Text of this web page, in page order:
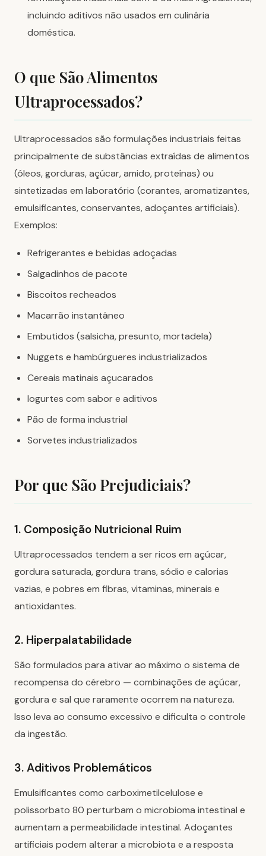
incluindo aditivos não usados em culinária
doméstica.
O que São Alimentos
Ultraprocessados?
Ultraprocessados são formulações industriais feitas
principalmente de substâncias extraídas de alimentos
(óleos, gorduras, açúcar, amido, proteínas) ou
sintetizadas em laboratório (corantes, aromatizantes,
emulsificantes, conservantes, adoçantes artificiais).
Exemplos:
Refrigerantes e bebidas adoçadas
Salgadinhos de pacote
Biscoitos recheados
Macarrão instantâneo
Embutidos (salsicha, presunto, mortadela)
Nuggets e hambúrgueres industrializados
Cereais matinais açucarados
Iogurtes com sabor e aditivos
Pão de forma industrial
Sorvetes industrializados
Por que São Prejudiciais?
1. Composição Nutricional Ruim
Ultraprocessados tendem a ser ricos em açúcar,
gordura saturada, gordura trans, sódio e calorias
vazias, e pobres em fibras, vitaminas, minerais e
antioxidantes.
2. Hiperpalatabilidade
São formulados para ativar ao máximo o sistema de
recompensa do cérebro — combinações de açúcar,
gordura e sal que raramente ocorrem na natureza.
Isso leva ao consumo excessivo e dificulta o controle
da ingestão.
3. Aditivos Problemáticos
Emulsificantes como carboximetilcelulose e
polissorbato 80 perturbam o microbioma intestinal e
aumentam a permeabilidade intestinal. Adoçantes
artificiais podem alterar a microbiota e a resposta